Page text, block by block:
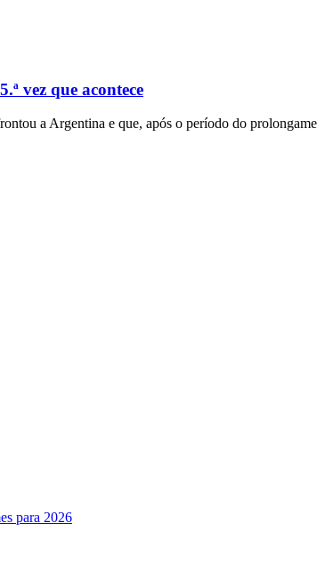
vez que acontece
a Argentina e que, após o período do
para 2026